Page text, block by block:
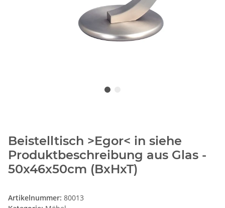
Beistelltisch >Egor< in siehe
Produktbeschreibung aus Glas -
50x46x50cm (BxHxT)
Artikelnummer: 80013